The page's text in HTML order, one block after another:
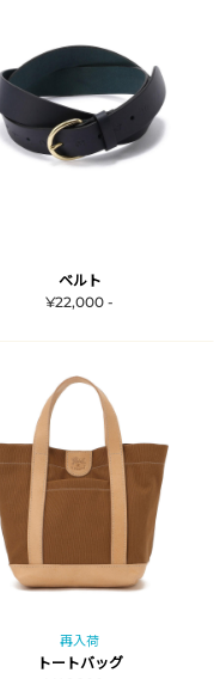
ベルト
¥22,000 -
再入荷
トートバッグ